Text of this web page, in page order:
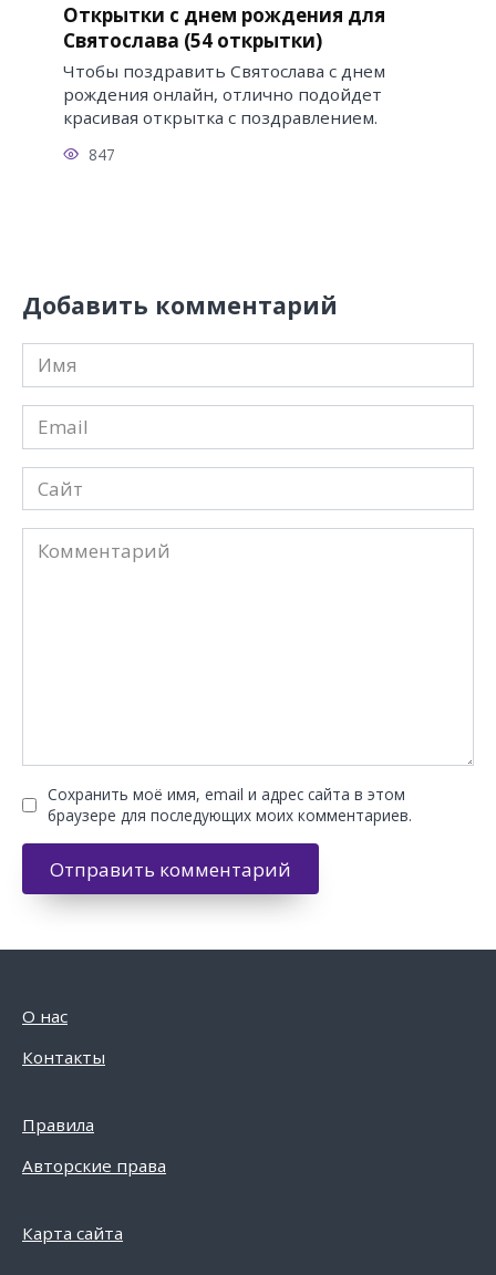
Открытки с днем рождения для
Святослава (54 открытки)
Чтобы поздравить Святослава с днем
рождения онлайн, отлично подойдет
красивая открытка с поздравлением.
847
Добавить комментарий
Имя
*
Email
*
Сайт
Комментарий
Сохранить моё имя, email и адрес сайта в этом
браузере для последующих моих комментариев.
О нас
Контакты
Правила
Авторские права
Карта сайта